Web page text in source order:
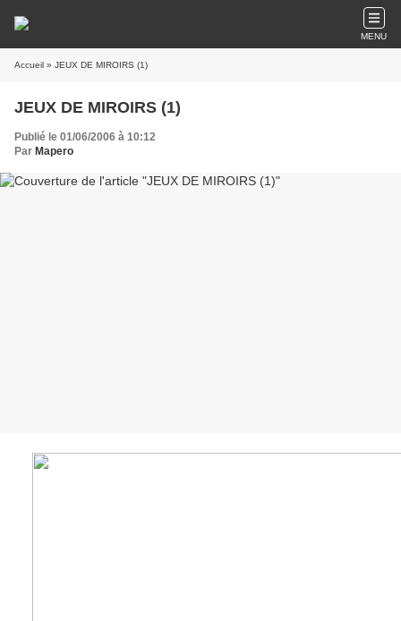
MENU
Accueil » JEUX DE MIROIRS (1)
JEUX DE MIROIRS (1)
Publié le 01/06/2006 à 10:12
Par Mapero